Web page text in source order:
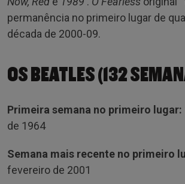
permanência no primeiro lugar de
década de 2000-09.
OS BEATLES (132
Primeira semana no primeiro lugar:
de 1964
Semana mais recente no primeiro
fevereiro de 2001